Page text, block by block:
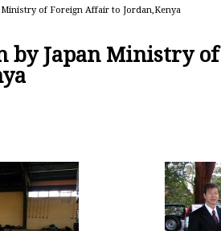
of Foreign Affair to Jordan,Kenya
Japan Ministry